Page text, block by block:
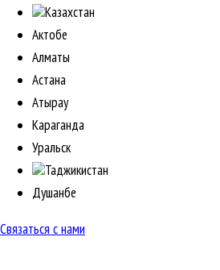
Казахстан
Актобе
Алматы
Астана
Атырау
Караганда
Уральск
Таджикистан
Душанбе
Связаться с нами